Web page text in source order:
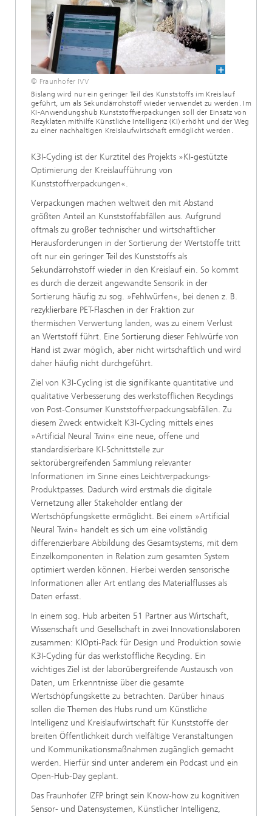
© Fraunhofer IVV
Bislang wird nur ein geringer Teil des Kunststoffs im Kreislauf
geführt, um als Sekundärrohstoff wieder verwendet zu werden. Im
KI-Anwendungshub Kunststoffverpackungen soll der Einsatz von
Rezyklaten mithilfe Künstliche Intelligenz (KI) erhöht und der Weg
zu einer nachhaltigen Kreislaufwirtschaft ermöglicht werden.
K3I-Cycling ist der Kurztitel des Projekts »KI-gestützte
Optimierung der Kreislaufführung von
Kunststoffverpackungen«.
Verpackungen machen weltweit den mit Abstand
größten Anteil an Kunststoffabfällen aus. Aufgrund
oftmals zu großer technischer und wirtschaftlicher
Herausforderungen in der Sortierung der Wertstoffe tritt
oft nur ein geringer Teil des Kunststoffs als
Sekundärrohstoff wieder in den Kreislauf ein. So kommt
es durch die derzeit angewandte Sensorik in der
Sortierung häufig zu sog. »Fehlwürfen«, bei denen z. B.
rezyklierbare PET-Flaschen in der Fraktion zur
thermischen Verwertung landen, was zu einem Verlust
an Wertstoff führt. Eine Sortierung dieser Fehlwürfe von
Hand ist zwar möglich, aber nicht wirtschaftlich und wird
daher häufig nicht durchgeführt.
Ziel von K3I-Cycling ist die signifikante quantitative und
qualitative Verbesserung des werkstofflichen Recyclings
von Post-Consumer Kunststoffverpackungsabfällen. Zu
diesem Zweck entwickelt K3I-Cycling mittels eines
»Artificial Neural Twin« eine neue, offene und
standardisierbare KI-Schnittstelle zur
sektorübergreifenden Sammlung relevanter
Informationen im Sinne eines Leichtverpackungs-
Produktpasses. Dadurch wird erstmals die digitale
Vernetzung aller Stakeholder entlang der
Wertschöpfungskette ermöglicht. Bei einem »Artificial
Neural Twin« handelt es sich um eine vollständig
differenzierbare Abbildung des Gesamtsystems, mit dem
Einzelkomponenten in Relation zum gesamten System
optimiert werden können. Hierbei werden sensorische
Informationen aller Art entlang des Materialflusses als
Daten erfasst.
In einem sog. Hub arbeiten 51 Partner aus Wirtschaft,
Wissenschaft und Gesellschaft in zwei Innovationslaboren
zusammen: KIOpti-Pack für Design und Produktion sowie
K3I-Cycling für das werkstoffliche Recycling. Ein
wichtiges Ziel ist der laborübergreifende Austausch von
Daten, um Erkenntnisse über die gesamte
Wertschöpfungskette zu betrachten. Darüber hinaus
sollen die Themen des Hubs rund um Künstliche
Intelligenz und Kreislaufwirtschaft für Kunststoffe der
breiten Öffentlichkeit durch vielfältige Veranstaltungen
und Kommunikationsmaßnahmen zugänglich gemacht
werden. Hierfür sind unter anderem ein Podcast und ein
Open-Hub-Day geplant.
Das Fraunhofer IZFP bringt sein Know-how zu kognitiven
Sensor- und Datensystemen, Künstlicher Intelligenz,